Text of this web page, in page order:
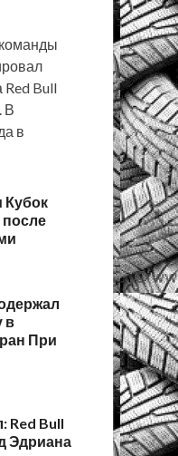
Red Bull
В
в
Кубок
после
в
При
Red Bull
Эдриана